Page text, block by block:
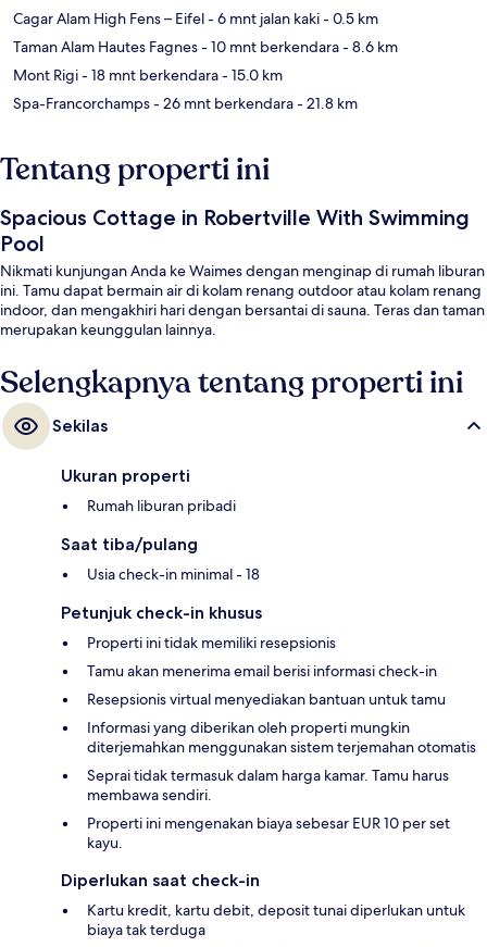
Cagar Alam High Fens – Eifel- 6 mnt jalan kaki- 0.5 km
Taman Alam Hautes Fagnes- 10 mnt berkendara- 8.6 km
Mont Rigi- 18 mnt berkendara- 15.0 km
Spa-Francorchamps- 26 mnt berkendara- 21.8 km
Tentang properti ini
Spacious Cottage in Robertville With Swimming
Pool
Nikmati kunjungan Anda ke Waimes dengan menginap di rumah liburan
ini. Tamu dapat bermain air di kolam renang outdoor atau kolam renang
indoor, dan mengakhiri hari dengan bersantai di sauna. Teras dan taman
merupakan keunggulan lainnya.
Selengkapnya tentang properti ini
Sekilas
Ukuran properti
Rumah liburan pribadi
Saat tiba/pulang
Usia check-in minimal - 18
Petunjuk check-in khusus
Properti ini tidak memiliki resepsionis
Tamu akan menerima email berisi informasi check-in
Resepsionis virtual menyediakan bantuan untuk tamu
Informasi yang diberikan oleh properti mungkin
diterjemahkan menggunakan sistem terjemahan otomatis
Seprai tidak termasuk dalam harga kamar. Tamu harus
membawa sendiri.
Properti ini mengenakan biaya sebesar EUR 10 per set
kayu.
Diperlukan saat check-in
Kartu kredit, kartu debit, deposit tunai diperlukan untuk
biaya tak terduga